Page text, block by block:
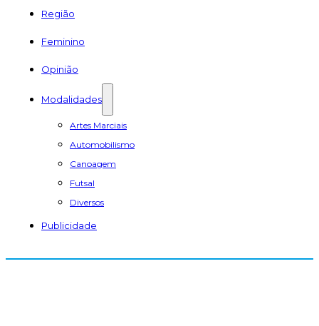
Região
Feminino
Opinião
Modalidades
Artes Marciais
Automobilismo
Canoagem
Futsal
Diversos
Publicidade